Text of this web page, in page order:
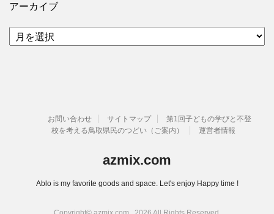
アーカイブ
ア
ー
お問い合わせ サイトマップ
第1回子どもの学びと不登
校を考える鳥取県民のつどい（ご案内）
運営者情報
azmix.com
Ablo is my favorite goods and space. Let's enjoy Happy time !